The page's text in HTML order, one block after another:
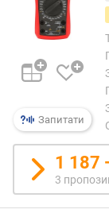
д
д
е
ш
е
х
д
о
д
о
р
Запитати
1 187
3